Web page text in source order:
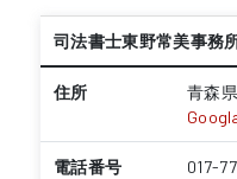
司法書士東野常美事務
住所
青森
電話番号 017-